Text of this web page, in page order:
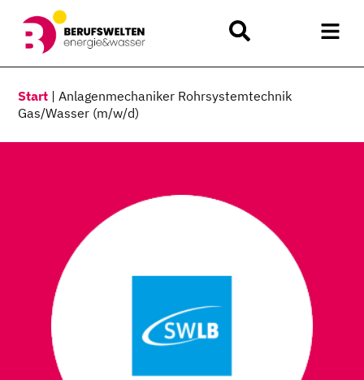
Start |Anlagenmechaniker Rohrsystemtechnik
Gas/Wasser (m/w/d)